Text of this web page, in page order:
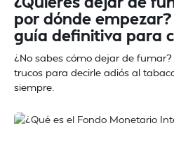
por dónde empezar?
guía definitiva para
¿No sabes cómo dejar de
trucos para decirle adiós al
siempre.